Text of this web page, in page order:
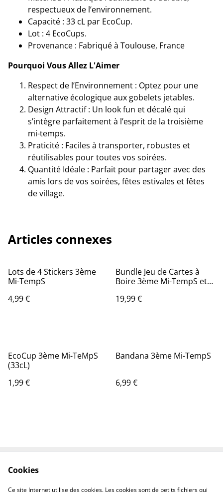
respectueux de l’environnement.
Capacité : 33 cL par EcoCup.
Lot : 4 EcoCups.
Provenance : Fabriqué à Toulouse, France
Pourquoi Vous Allez L'Aimer
Respect de l’Environnement : Optez pour une
alternative écologique aux gobelets jetables.
Design Attractif : Un look fun et décalé qui
s’intègre parfaitement à l’esprit de la troisième
mi-temps.
Praticité : Faciles à transporter, robustes et
réutilisables pour toutes vos soirées.
Quantité Idéale : Parfait pour partager avec des
amis lors de vos soirées, fêtes estivales et fêtes
de village.
Articles connexes
Lots de 4 Stickers 3ème
Mi-TempS
4,99 €
Bundle Jeu de Cartes à
Boire 3ème Mi-TempS et
19,99 €
EcoCup 3ème Mi-TeMpS
(33cL)
1,99 €
Bandana 3ème Mi-TempS
6,99 €
confidentialité
Cookies
Ce site Internet utilise des cookies. Les cookies sont de petits fichiers qui